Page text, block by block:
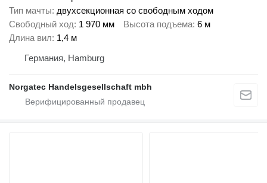
Тип мачты двухсекционная со свободным ходом
Свободный ход 1 970 мм Высота подъема 6 м
Длина вил 1,4 м
Германия, Hamburg
Norgatec Handelsgesellschaft mbh